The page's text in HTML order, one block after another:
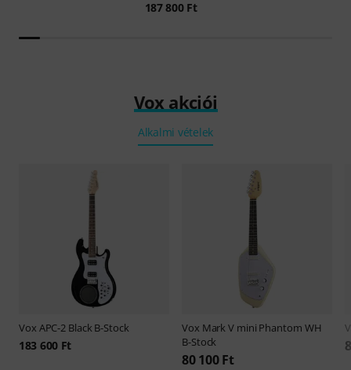
187 800 Ft
Vox akciói
Alkalmi vételek
Vox APC-2 Black B-Stock
183 600 Ft
Vox Mark V mini Phantom WH
B-Stock
80 100 Ft